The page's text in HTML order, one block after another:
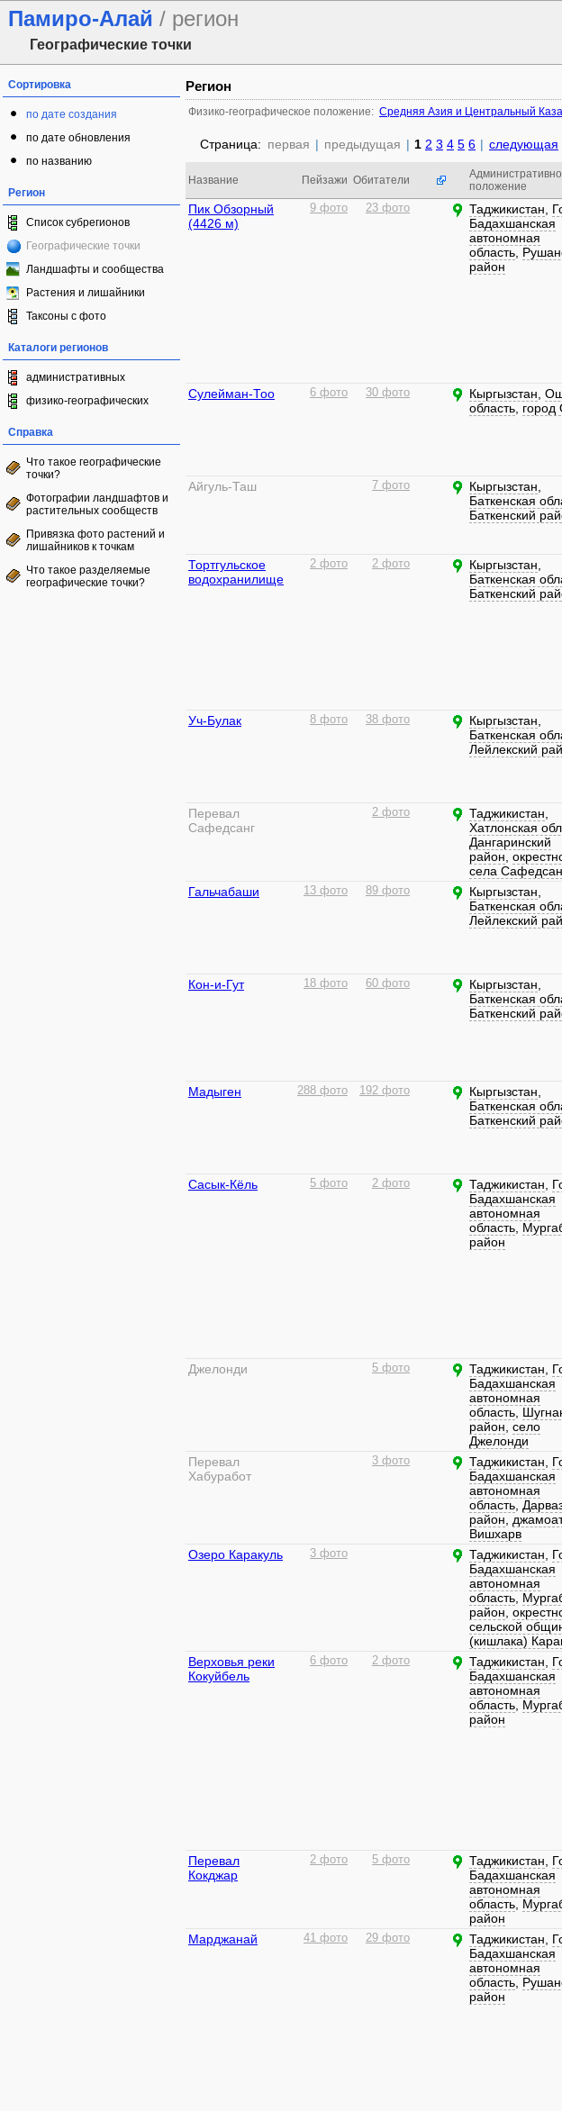
Памиро-Алай / регион
Географические точки
Сортировка
по дате создания
по дате обновления
по названию
Регион
Список субрегионов
Географические точки
Ландшафты и сообщества
Растения и лишайники
Таксоны с фото
Каталоги регионов
административных
физико-географических
Справка
Что такое географические
точки?
Фотографии ландшафтов и
растительных сообществ
Привязка фото растений и
лишайников к точкам
Что такое разделяемые
географические точки?
Регион
Физико-географическое положение: Средняя Азия и Центральный
Страница: первая | предыдущая | 1 2 3 4 5 6 | следующая
Название Пейзажи Обитатели
положение
Пик Обзорный
(4426 м)
9 фото 23 фото Таджикистан
Бадахшанская
автономная
область
район
Сулейман-Тоо 6 фото 30 фото Кыргызстан
область
Айгуль-Таш 7 фото Кыргызстан
Баткенская
Баткенский
Тортгульское
водохранилище
2 фото 2 фото Кыргызстан
Баткенская
Баткенский
Уч-Булак 8 фото 38 фото Кыргызстан
Баткенская
Лейлекский
Перевал
Сафедсанг
2 фото Таджикистан
Хатлонская
Дангаринский
район
села
Гальчабаши 13 фото 89 фото Кыргызстан
Баткенская
Лейлекский
Кон-и-Гут 18 фото 60 фото Кыргызстан
Баткенская
Баткенский
Мадыген 288 фото 192 фото Кыргызстан
Баткенская
Баткенский
Сасык-Кёль 5 фото 2 фото Таджикистан
Бадахшанская
автономная
область
район
Джелонди 5 фото Таджикистан
Бадахшанская
автономная
область
район село
Джелонди
Перевал
Хабуработ
3 фото Таджикистан
Бадахшанская
автономная
область
район
Вишхарв
Озеро Каракуль 3 фото Таджикистан
Бадахшанская
автономная
область
район
сельской
(кишлака)
Верховья реки
Кокуйбель
6 фото 2 фото Таджикистан
Бадахшанская
автономная
область
район
Перевал
Кокджар
2 фото 5 фото Таджикистан
Бадахшанская
автономная
область
район
Марджанай 41 фото 29 фото Таджикистан
Бадахшанская
автономная
область
район